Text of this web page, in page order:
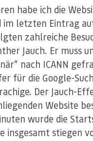
habe ich die
im letzten Eintrag
zahlreiche
Jauch. Er muss
nach ICANN
für die Google-
Der Jauch-
Website
wurde die
insgesamt stiegen